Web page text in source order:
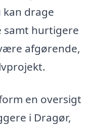
drage
samt hurtigere
afgørende,
en oversigt
i Dragør,